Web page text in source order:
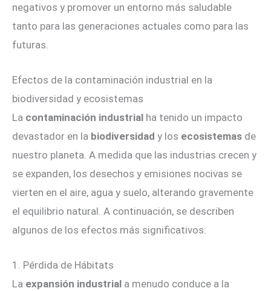
negativos y promover un entorno más saludable
tanto para las generaciones actuales como para las
futuras.
Efectos de la contaminación industrial en la
biodiversidad y ecosistemas
La contaminación industrial ha tenido un impacto
devastador en la biodiversidad y los ecosistemas de
nuestro planeta. A medida que las industrias crecen y
se expanden, los desechos y emisiones nocivas se
vierten en el aire, agua y suelo, alterando gravemente
el equilibrio natural. A continuación, se describen
algunos de los efectos más significativos:
1. Pérdida de Hábitats
La expansión industrial a menudo conduce a la